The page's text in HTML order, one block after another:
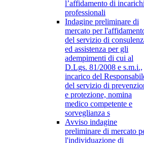
l’affidamento di incarichi
professionali
Indagine preliminare di
mercato per
del servizio di
ed assistenza per gli
adempimenti di cui al
D.Lgs. 81/2008 e s.m.i.,
incarico del
del servizio di
e protezione, nomina
medico competente e
sorveglianza s
Avviso indagine
preliminare di mercato
l'individuazione di